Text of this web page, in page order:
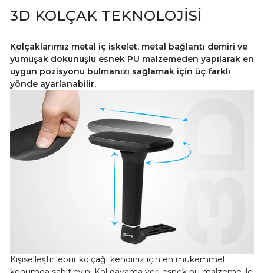
3D KOLÇAK TEKNOLOJİSİ
Kolçaklarımız metal iç iskelet, metal bağlantı demiri ve
yumuşak dokunuşlu esnek PU malzemeden yapılarak en
uygun pozisyonu bulmanızı sağlamak için üç farklı
yönde ayarlanabilir.
Kişiselleştirilebilir kolçağı kendiniz için en mükemmel